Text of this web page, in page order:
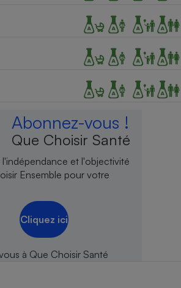
Abonnez-vous !
Que Choisir Santé
l'indépendance et l'objectivité
Ensemble pour votre
Cliquez ici